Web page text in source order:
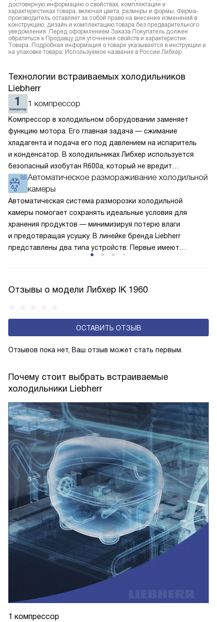
достоверную информацию о свойствах, комплектации и
характеристиках товара, включая цвета, размеры и формы. Фирма-
производитель оставляет за собой право на внесение изменений в
конструкцию, дизайн и комплектацию товара без предварительного
уведомления. Перед оформлением Заказа Покупатель должен
обратиться к Продавцу для уточнения свойств и характеристик
Товара. Подробная информация о товаре указывается в инструкции и
на упаковке товара. Используемое название в России Либхер
Технологии встраиваемых холодильников
Liebherr
1 компрессор
Компрессор в холодильном оборудовании заменяет
функцию мотора. Его главная задача — сжимание
хладагента и подача его под давлением на испаритель
и конденсатор. В холодильниках Либхер используется
безопасный изобутан R600a, который не вредит
окружающей среде. Компрессор перегоняет его
по охладительному контуру по принципу насоса. Чем
лучше работает «мотор» прибора, тем качественнее
и быстрее происходит охлаждение, затрачивается
меньше электроэнергии.
Автоматическое размораживание холодильной
камеры
Автоматическая система разморозки холодильной
камеры помогает сохранять идеальные условия для
хранения продуктов — минимизируя потерю влаги
и предотвращая усушку. В линейке бренда Liebherr
представлены два типа устройств: Первые имеют
с панелью, выполняющей функцию «сухой стенки». Такие
эксплуатацию и чаще всего оснащены нулевой зоной
свежести BioFresh 0°C. Они встречаются в сериях Plus,
Отзывы о модели Либхер IK 1960
ОСТАВИТЬ ОТЗЫВ
Отзывов пока нет, Ваш отзыв может стать первым.
Почему стоит выбрать встраиваемые
холодильники Liebherr
1 компрессор